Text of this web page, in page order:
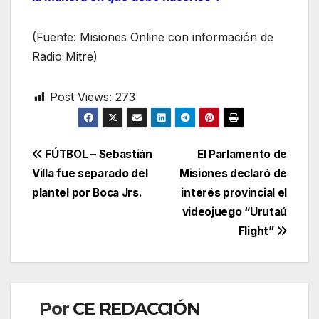
(Fuente: Misiones Online con información de
Radio Mitre)
Post Views: 273
Navegación
de
El Parlamento de
Misiones declaró de
interés provincial el
videojuego “Urutaú
Flight”
FÚTBOL – Sebastián
Villa fue separado del
plantel por Boca Jrs.
Por CE REDACCIÓN